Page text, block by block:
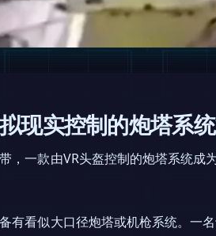
现实控制的炮塔系
，一款由VR头盔控制的炮塔系统
有看似大口径炮塔或机枪系统。一